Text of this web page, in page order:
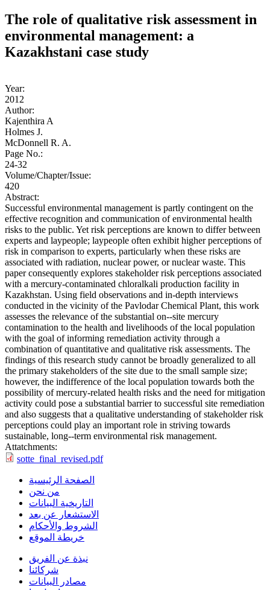
The role of qualitative risk assessment in
environmental management: a
Kazakhstani case study
Year:
2012
Author:
Kajenthira A
Holmes J.
McDonnell R. A.
Page No.:
24-32
Volume/Chapter/Issue:
420
Abstract:
Successful environmental management is partly contingent on the
effective recognition and communication of environmental health
risks to the public. Yet risk perceptions are known to differ between
experts and laypeople; laypeople often exhibit higher perceptions of
risk in comparison to experts, particularly when these risks are
associated with radiation, nuclear power, or nuclear waste. This
paper consequently explores stakeholder risk perceptions associated
with a mercury-­contaminated chloralkali production facility in
Kazakhstan. Using field observations and in-depth interviews
conducted in the vicinity of the Pavlodar Chemical Plant, this work
assesses the relevance of the substantial on-­‐site mercury
contamination to the health and livelihoods of the local population
with the goal of informing remediation activity through a
combination of quantitative and qualitative risk assessments. The
findings of this research study cannot be broadly generalized to all
the primary stakeholders of the site due to the small sample size;
however, the indifference of the local population towards both the
possibility of mercury-related health risks and the need for mitigation
activity could pose a substantial barrier to successful site remediation
and also suggests that a qualitative understanding of stakeholder risk
perceptions could play an important role in striving towards
sustainable, long-­‐term environmental risk management.
Attatchments:
sotte_final_revised.pdf
الصفحة الرئيسية
من نحن
التاريخية البيانات
الاستشعار عن بعد
الشروط والأحكام
خريطة الموقع
نبذة عن الفريق
شركائنا
مصادر البيانات